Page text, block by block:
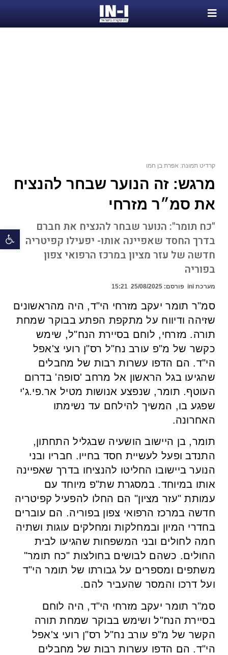
קרדיט תמונה: אפרת בן חמו
מרגש: זה הנוער שבחר להנציח
את סמ״ר מזרחי
"כח תומר": הנוער שבחר להנציח את חברם
בדרך החסד שאפיינה אותו- יפעילו קפיטריה
חדשה של עזר מציון במרכז הרפואי צפון
בפוריה
מערכת ini פורסם: 15:21
סמ"ר תומר יעקב מזרחי הי"ד, היה מהראשונים
שזיהה ודיווח על מתקפת הפתע בבוקר שמחת
תורה. מזרחי, לוחם בסיירת הנח"ל, שימש
כקשר של מ"פ עורב נח"ל רס"ן רועי צ'אפל
הי"ד. הם הדפו עשרות רבות של מחבלים
שהגיעו בגל הראשון אל מרחב 'סופה' בדרום
העוטף. תומר, שנפצע אנושות מטיל אר.פי.ג'י
שפגע בו, המשיך להילחם עד נשימתו
האחרונה.
תומר, בן היישוב הושעיה שבגליל התחתון,
התנדב ופעל לעשיית חסד בחייו. חבריו ובני
הנוער ביישובו החליטו להנציחו בדרך שאפיינה
אותו במיוחד. במסגרת שת"פ מיוחד עם
עמותת "עזר מציון" הם החלו להפעיל קפיטריה
חדשה במרכז הרפואי צפון בפוריה. הם עוברים
בחדרי המיון ובמחלקות ומחלקים עוגות ושתיה
חמה לחולים ובני המשפחות שהגיעו לבית
החולים. כשהם לבושים בחולצות "כח תומר"
משתפים ומספרים על גבורתו של תומר הי"ד
ועל דרכו והמסר שהעביר להם.
סמ"ר תומר יעקב מזרחי הי"ד, היה לוחם
בסיירת הנח"ל ושימש בבוקר שמחת תורה
הקשר של מ"פ עורב נח"ל רס"ן רועי צ'אפל
הי"ד. הם הדפו עשרות רבות של מחבלים